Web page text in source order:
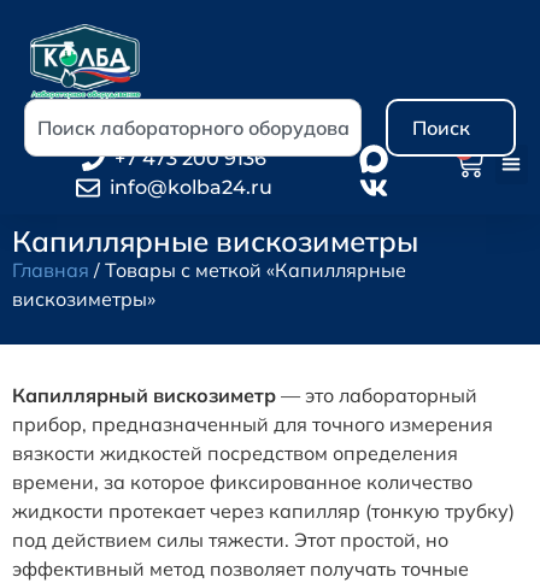
Поиск
+7 473 200 9136
info@kolba24.ru
Капиллярные вискозиметры
Главная / Товары с меткой «Капиллярные
вискозиметры»
Капиллярный вискозиметр — это лабораторный
прибор, предназначенный для точного измерения
вязкости жидкостей посредством определения
времени, за которое фиксированное количество
жидкости протекает через капилляр (тонкую трубку)
под действием силы тяжести. Этот простой, но
эффективный метод позволяет получать точные